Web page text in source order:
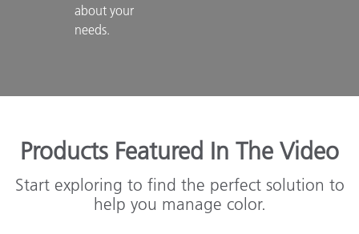
about your
needs.
Products Featured In The Video
Start exploring to find the perfect solution to
help you manage color.